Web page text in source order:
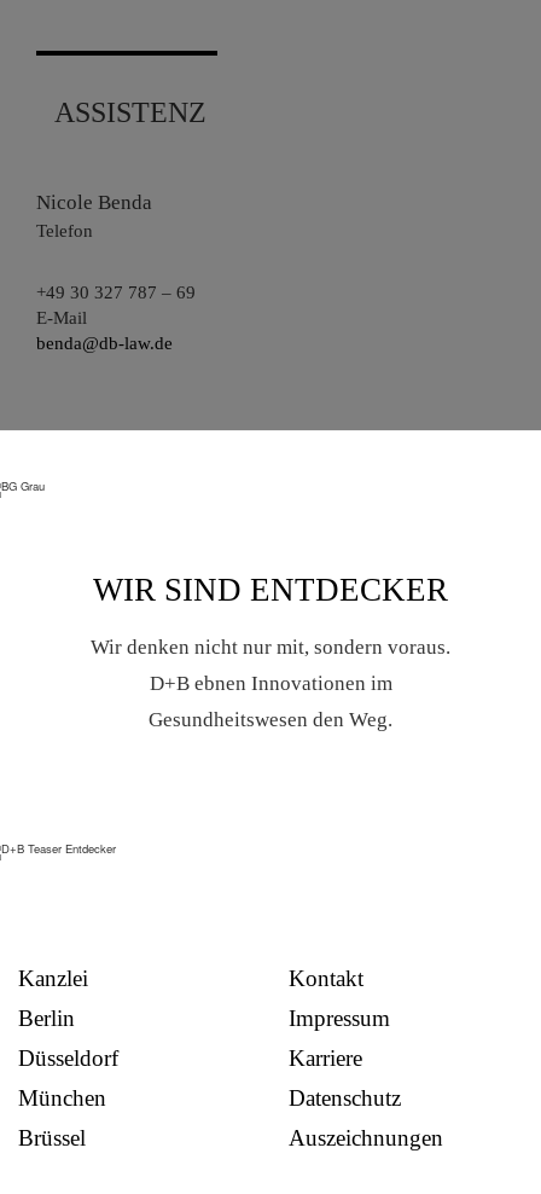
ASSISTENZ
Nicole Benda
Telefon
+49 30 327 787 – 69
E-Mail
benda@db-law.de
WIR SIND ENTDECKER
Wir denken nicht nur mit, sondern voraus.
D+B ebnen Innovationen im
Gesundheitswesen den Weg.
Kanzlei
Berlin
Düsseldorf
München
Brüssel
Kontakt
Impressum
Karriere
Datenschutz
Auszeichnungen